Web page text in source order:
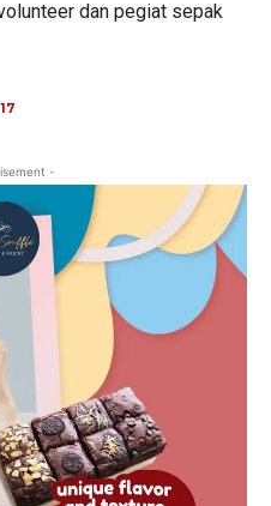
dan pegiat sepak
-